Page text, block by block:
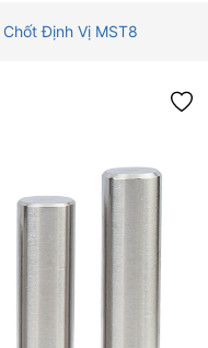
Chốt Định Vị MST8